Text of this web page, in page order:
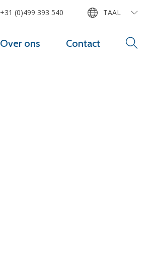
Over ons Contact
+31 (0)499 393 540 TAAL